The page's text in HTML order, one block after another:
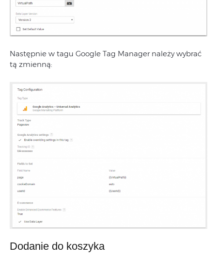
Następnie w tagu Google Tag Manager należy wybrać
tą zmienną:
Dodanie do koszyka